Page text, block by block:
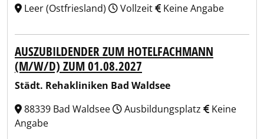
Leer (Ostfriesland)
Vollzeit Keine Angabe
AUSZUBILDENDER ZUM HOTELFACHMANN
(M/W/D) ZUM 01.08.2027
Städt. Rehakliniken Bad Waldsee
88339 Bad Waldsee
Ausbildungsplatz
Keine
Angabe